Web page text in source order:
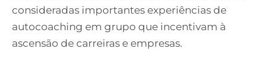
consideradas importantes experiências de
autocoaching em grupo que incentivam à
ascensão de carreiras e empresas.